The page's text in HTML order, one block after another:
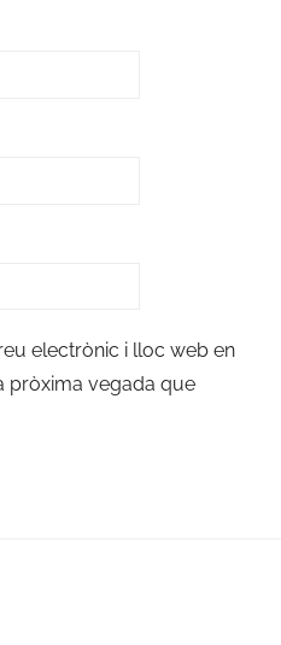
electrònic i lloc web en
pròxima vegada que